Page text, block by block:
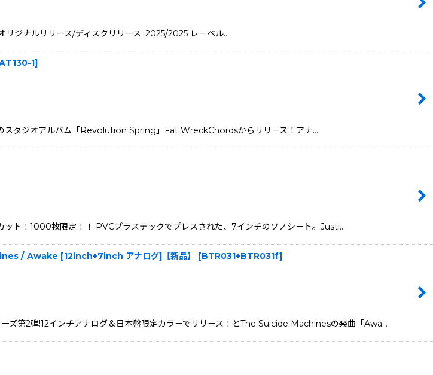
ジナルリリース/ディスクリリース: 2025/2025 レーベル…
1]
スタジオアルバム「Revolution Spring」Fat WreckChordsからリリース！アナ…
！1000枚限定！！ PVCプラステックでプレスされた、7インチのソノシート。Justi…
/ Awake [12inch+7inch アナログ]【新品】 [BTR031+BTR031f]
第2弾!12インチアナログ＆日本盤限定カラーでリリース！とThe Suicide Machinesの楽曲「Awa…